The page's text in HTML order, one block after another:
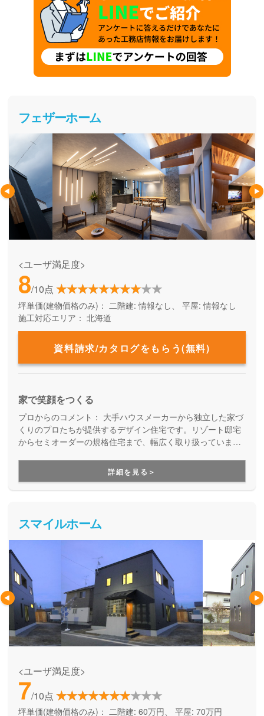
フェザーホーム
<ユーザ満足度>
8/10点
坪単価(建物価格のみ)： 二階建: 情報なし、 平屋: 情報なし
施工対応エリア： 北海道
資料請求/カタログをもらう(無料)
家で笑顔をつくる
プロからのコメント： 大手ハウスメーカーから独立した家づ
くりのプロたちが提供するデザイン住宅です。リゾート邸宅
からセミオーダーの規格住宅まで、幅広く取り扱っていま
暮らせる性能は諦めたくない方にお勧めしています。無理の
ない支払い金額で、一目置かれるようなお家づくりができる
ことが魅力です。
詳細を見る＞
スマイルホーム
<ユーザ満足度>
7/10点
坪単価(建物価格のみ)： 二階建: 60万円、 平屋: 70万円